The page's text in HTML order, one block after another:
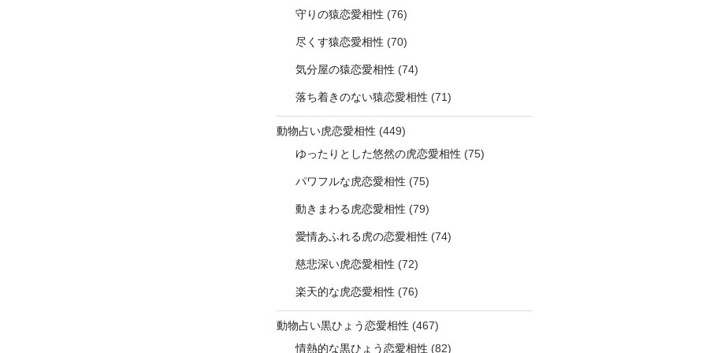
守りの猿恋愛相性 (76)
尽くす猿恋愛相性 (70)
気分屋の猿恋愛相性 (74)
落ち着きのない猿恋愛相性 (71)
動物占い虎恋愛相性 (449)
ゆったりとした悠然の虎恋愛相性 (75)
パワフルな虎恋愛相性 (75)
動きまわる虎恋愛相性 (79)
愛情あふれる虎の恋愛相性 (74)
慈悲深い虎恋愛相性 (72)
楽天的な虎恋愛相性 (76)
動物占い黒ひょう恋愛相性 (467)
情熱的な黒ひょう恋愛相性 (82)